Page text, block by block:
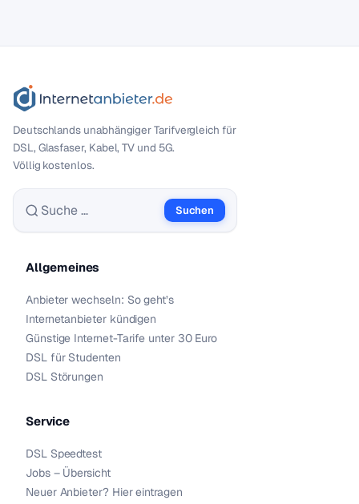
Deutschlands unabhängiger Tarif­vergleich für
DSL, Glasfaser, Kabel, TV und 5G.
Völlig kostenlos.
Suche nach:
Suchen
Allgemeines
Anbieter wechseln: So geht’s
Internetanbieter kündigen
Günstige Internet-Tarife unter 30 Euro
DSL für Studenten
DSL Störungen
Service
DSL Speedtest
Jobs – Übersicht
Neuer Anbieter? Hier eintragen